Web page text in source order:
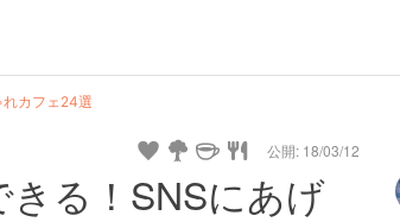
カフェ24選
公開: 18/03/12
る！SNSにあげ